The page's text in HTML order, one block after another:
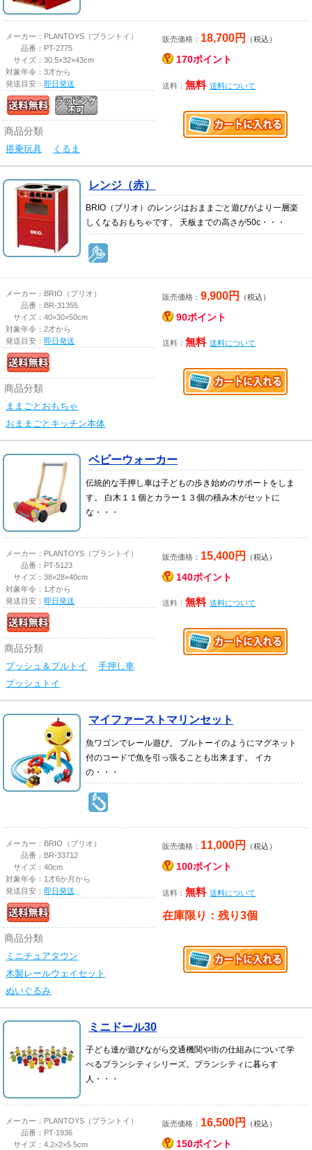
メーカー： PLANTOYS（プラントイ）
品番： PT-2775
サイズ：30.5×32×43cm
対象年令：3才から
発送目安：即日発送
商品分類
搭乗玩具 くるま
販売価格： 18,700円 （税込）
170ポイント
送料：無料 送料について
レンジ（赤）
BRIO（ブリオ）のレンジはおままごと遊びがより一層楽
しくなるおもちゃです。 天板までの高さが50c・・・
メーカー： BRIO（ブリオ）
品番： BR-31355
サイズ：40×30×50cm
対象年令：2才から
発送目安： 即日発送
商品分類
ままごとおもちゃ
おままごとキッチン本体
販売価格：9,900円 （税込）
90ポイント
送料：無料 送料について
ベビーウォーカー
伝統的な手押し車は子どもの歩き始めのサポートをしま
す。 白木１１個とカラー１３個の積み木がセットに
な・・・
メーカー： PLANTOYS（プラントイ）
品番： PT-5123
サイズ：38×28×40cm
対象年令： 1才から
発送目安： 即日発送
商品分類
プッシュ＆プルトイ
手押し車
プッシュトイ
販売価格： 15,400円 （税込）
140ポイント
送料：無料 送料について
マイファーストマリンセット
魚ワゴンでレール遊び。 プルトーイのようにマグネット
付のコードで魚を引っ張ることも出来ます。 イカ
の・・・
メーカー： BRIO（ブリオ）
品番： BR-33712
サイズ：40cm
対象年令： 1才6か月から
発送目安：即日発送
商品分類
ミニチュアタウン
木製レールウェイセット
ぬいぐるみ
販売価格： 11,000円 （税込）
100ポイント
送料：無料 送料について
在庫限り：残り3個
ミニドール30
子ども達が遊びながら交通機関や街の仕組みについて学
べるプランシティシリーズ。プランシティに暮らす
人・・・
メーカー： PLANTOYS（プラントイ）
品番： PT-1936
サイズ：4.2×2×5.5cm
販売価格： 16,500円 （税込）
150ポイント